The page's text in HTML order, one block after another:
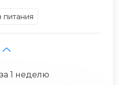
питания
за 1 неделю